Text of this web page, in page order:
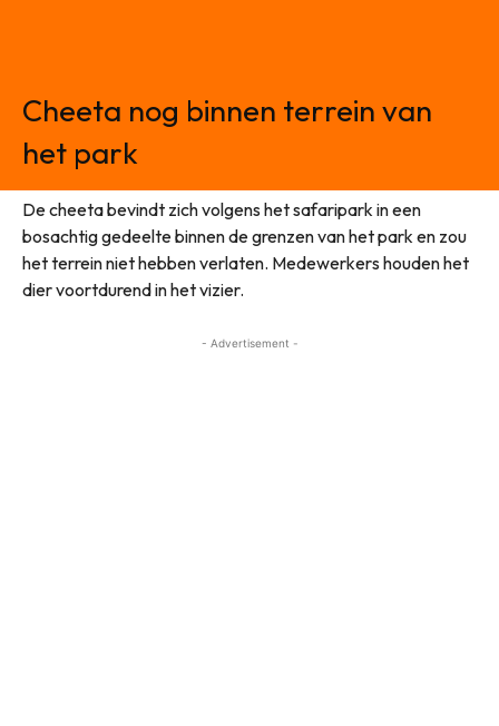
Cheeta nog binnen terrein van
het park
De cheeta bevindt zich volgens het safaripark in een
bosachtig gedeelte binnen de grenzen van het park en zou
het terrein niet hebben verlaten. Medewerkers houden het
dier voortdurend in het vizier.
- Advertisement -